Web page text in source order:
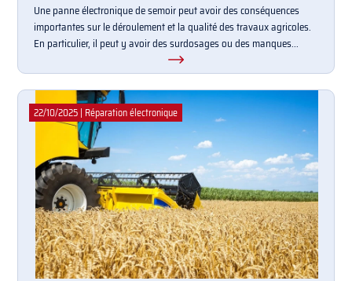
Une panne électronique de semoir peut avoir des conséquences
importantes sur le déroulement et la qualité des travaux agricoles.
En particulier, il peut y avoir des surdosages ou des manques...
22/10/2025 | Réparation électronique